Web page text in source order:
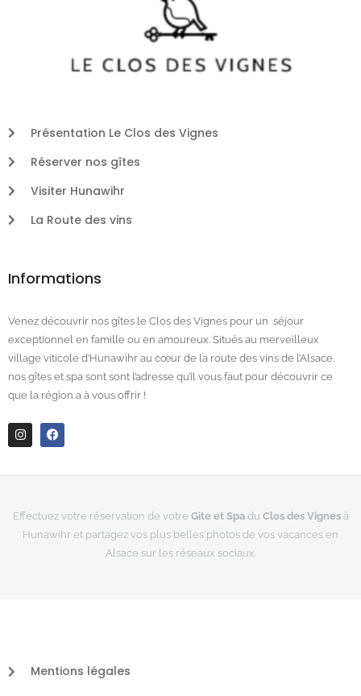
Présentation Le Clos des Vignes
Réserver nos gîtes
Visiter Hunawihr
La Route des vins
Informations
Venez découvrir nos gîtes le Clos des Vignes pour un séjour
exceptionnel en famille ou en amoureux. Situés au merveilleux
village viticole d’Hunawihr au cœur de la route des vins de l’Alsace,
nos gîtes et spa sont sont l’adresse qu’il vous faut pour découvrir ce
que la région a à vous offrir !
I
t
r
a
m
F
e
o
Effectuez votre réservation de votre Gite et Spadu Clos des Vignesà
Hunawihr et partagez vos plus belles photos de vos vacances en
Alsace sur les réseaux sociaux.
Mentions légales